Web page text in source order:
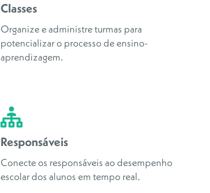
Classes
Organize e administre turmas para
potencializar o processo de ensino-
aprendizagem.
Responsáveis
Conecte os responsáveis ao desempenho
escolar dos alunos em tempo real.